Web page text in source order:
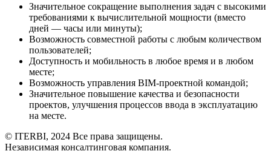
Значительное сокращение выполнения задач с высокими
требованиями к вычислительной мощности (вместо
дней — часы или минуты);
Возможность совместной работы с любым количеством
пользователей;
Доступность и мобильность в любое время и в любом
месте;
Возможность управления BIM-проектной командой;
Значительное повышение качества и безопасности
проектов, улучшения процессов ввода в эксплуатацию
на месте.
© ITERBI, 2024 Все права защищены.
Независимая консалтинговая компания.